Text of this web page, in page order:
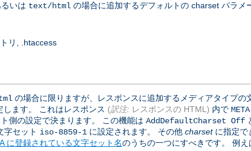
いは text/html の場合に追加するデフォルトの charset パラメ
リ, .htaccess
の場合に限りますが、レスポンスに追加するメディアタイプの
ます。 これはレスポンス (訳注: レスポンスの HTML) 内で META
側の設定で決まります。 この機能は AddDefaultCharset Off
字セット iso-8859-1 に設定されます。 その他 charsetに指定で
に登録されている文字セット名のうちの一つにすべきです。 例え